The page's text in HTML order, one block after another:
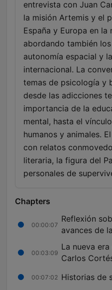
entrevista con Juan
la misión Artemis y el
España y Europa en la
abordando también
autonomía espacial y
internacional. La
temas de psicología y
desde las adicciones
importancia de la
mental, hasta el
humanos y animales.
con relatos
literaria, la figura del
personales de
Chapters
00:00:07
Reflexión
avances de
00:03:09
La nueva
Carlos
00:07:02 Historias de